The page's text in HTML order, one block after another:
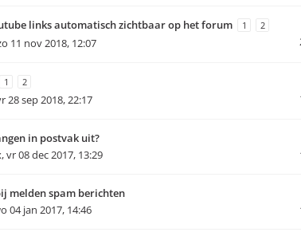
links automatisch zichtbaar op het forum 1 2
11 nov 2018, 12:07
1 2
28 sep 2018, 22:17
in postvak uit?
,vr 08 dec 2017, 13:29
melden spam berichten
04 jan 2017, 14:46